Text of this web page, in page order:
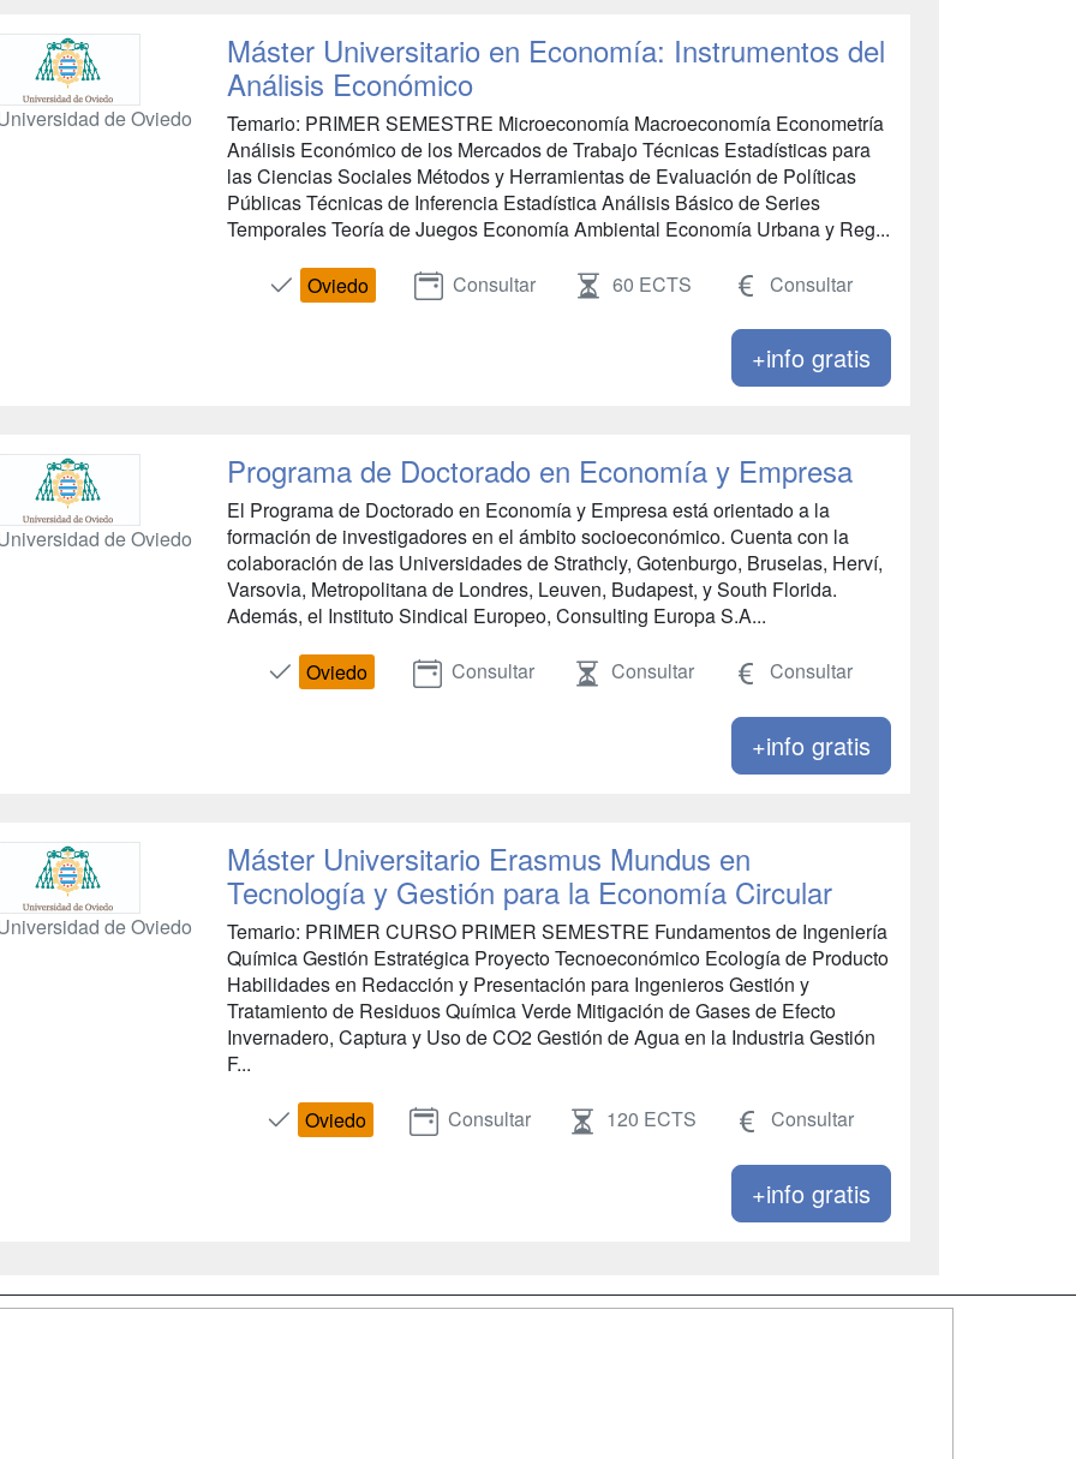
de Oviedo
Máster Universitario en Economía: Instrumentos del
Análisis Económico
Temario: PRIMER SEMESTRE Microeconomía Macroeconomía Econometría
Análisis Económico de los Mercados de Trabajo Técnicas Estadísticas para
las Ciencias Sociales Métodos y Herramientas de Evaluación de Políticas
Públicas Técnicas de Inferencia Estadística Análisis Básico de Series
Temporales Teoría de Juegos Economía Ambiental Economía Urbana y Reg...
Oviedo Consultar 60 ECTS Consultar
+info gratis
de Oviedo
Programa de Doctorado en Economía y Empresa
El Programa de Doctorado en Economía y Empresa está orientado a la
formación de investigadores en el ámbito socioeconómico. Cuenta con la
colaboración de las Universidades de Strathcly, Gotenburgo, Bruselas, Herví,
Varsovia, Metropolitana de Londres, Leuven, Budapest, y South Florida.
Además, el Instituto Sindical Europeo, Consulting Europa S.A...
Oviedo Consultar Consultar Consultar
+info gratis
de Oviedo
Máster Universitario Erasmus Mundus en
Tecnología y Gestión para la Economía Circular
Temario: PRIMER CURSO PRIMER SEMESTRE Fundamentos de Ingeniería
Química Gestión Estratégica Proyecto Tecnoeconómico Ecología de Producto
Habilidades en Redacción y Presentación para Ingenieros Gestión y
Tratamiento de Residuos Química Verde Mitigación de Gases de Efecto
Invernadero, Captura y Uso de CO2 Gestión de Agua en la Industria Gestión
F...
Oviedo Consultar 120 ECTS Consultar
+info gratis